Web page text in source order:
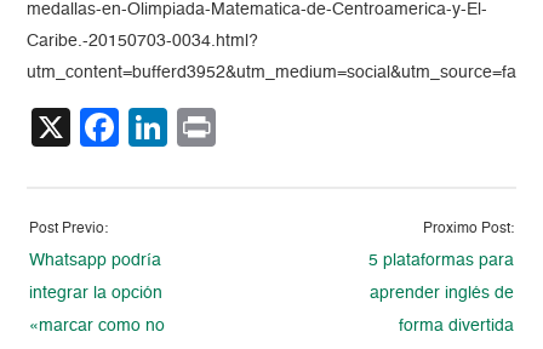
medallas-en-Olimpiada-Matematica-de-Centroamerica-y-El-
Caribe.-20150703-0034.html?
X Facebook
LinkedIn
Post Previo:
Whatsapp podría
integrar la opción
«marcar como no
Proximo Post:
5 plataformas para
aprender inglés de
forma divertida